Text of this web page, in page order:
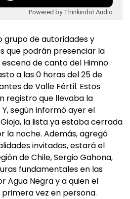
Powered by Thinkindot Audio
grupo de autoridades y
que podrán presenciar la
de canto del Himno
a las 0 horas del 25 de
de Valle Fértil. Estos
registro que llevaba la
según informó ayer el
la lista ya estaba cerrada
la noche. Además, agregó
invitadas, estará el
de Chile, Sergio Gahona,
fundamentales en las
Agua Negra y a quien el
vez en persona.